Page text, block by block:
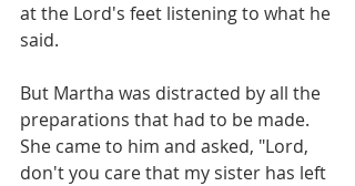
at the Lord's feet listening to what he
said.
But Martha was distracted by all the
preparations that had to be made.
She came to him and asked, "Lord,
don't you care that my sister has left